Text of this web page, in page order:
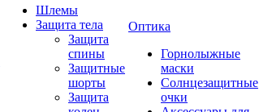
Шлемы
Защита тела
Защита
спины
Защитные
шорты
Защита
Оптика
Горнолыжные
маски
Солнцезащитные
очки